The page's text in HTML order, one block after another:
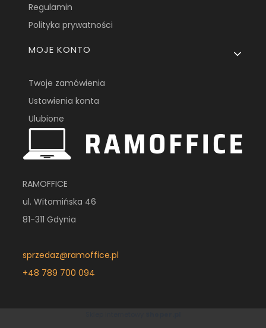
Regulamin
Polityka prywatności
MOJE KONTO
Twoje zamówienia
Ustawienia konta
Ulubione
RAMOFFICE
ul. Witomińska 46
81-311 Gdynia
sprzedaz@ramoffice.pl
+48 789 700 094